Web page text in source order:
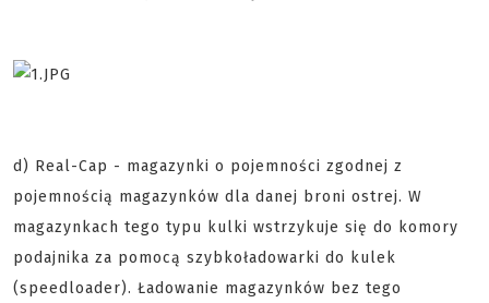
d) Real-Cap - magazynki o pojemności zgodnej z
pojemnością magazynków dla danej broni ostrej. W
magazynkach tego typu kulki wstrzykuje się do komory
podajnika za pomocą szybkoładowarki do kulek
(speedloader). Ładowanie magazynków bez tego